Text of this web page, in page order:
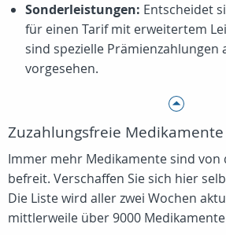
Sonderleistungen: Entscheidet
für einen Tarif mit erweitertem
sind spezielle Prämienzahlungen
vorgesehen.
Zuzahlungsfreie Medikamente
Immer mehr Medikamente sind von
befreit. Verschaffen Sie sich hier
Die Liste wird aller zwei Wochen
mittlerweile über 9000